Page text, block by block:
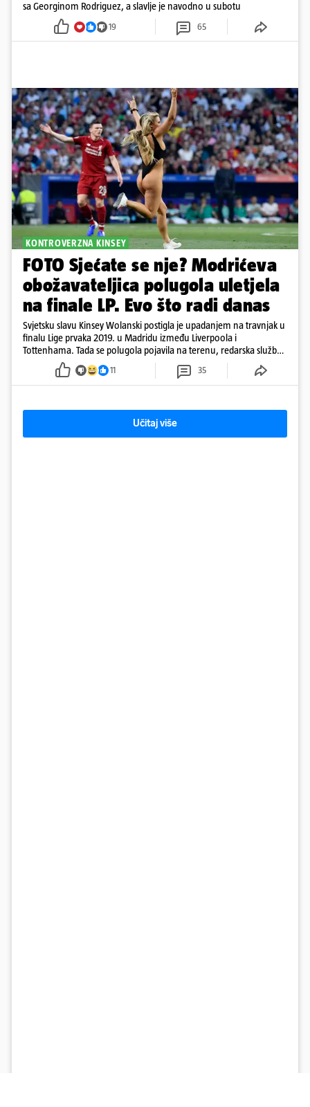
sa Georginom Rodriguez, a slavlje je navodno u subotu
19 65
KONTROVERZNA KINSEY
FOTO Sjećate se nje? Modrićeva
obožavateljica polugola uletjela
na finale LP. Evo što radi danas
Svjetsku slavu Kinsey Wolanski postigla je upadanjem na travnjak u
finalu Lige prvaka 2019. u Madridu između Liverpoola i
Tottenhama. Tada se polugola pojavila na terenu, redarska služba
ju je lovila po travnjaku, a njezine fotografije obišle su svijet.
11 35
Učitaj više